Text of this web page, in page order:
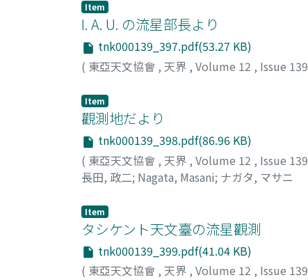
Item
I. A. U. の流星部長より
tnk000139_397.pdf(53.27 KB)
( 東亞天文協會 , 天界 , Volume 12 , Issue 139
Item
觀測地だより
tnk000139_398.pdf(86.96 KB)
( 東亞天文協會 , 天界 , Volume 12 , Issue 139
長田, 政二; Nagata, Masani; ナガタ, マサニ
Item
タシケント天文臺の流星觀測
tnk000139_399.pdf(41.04 KB)
( 東亞天文協會 , 天界 , Volume 12 , Issue 139